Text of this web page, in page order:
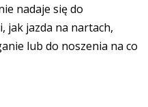
nadaje się do
jak jazda na nartach,
lub do noszenia na co